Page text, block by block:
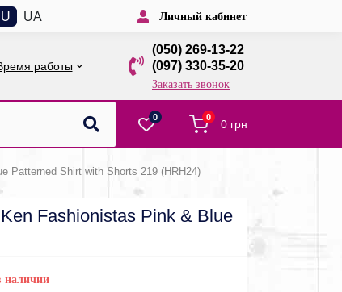
UA Личный кабинет
работы
(050) 269-13-22
(097) 330-35-20
Заказать звонок
0 0
0 грн
Patterned Shirt with Shorts 219 (HRH24)
Fashionistas Pink & Blue
наличии